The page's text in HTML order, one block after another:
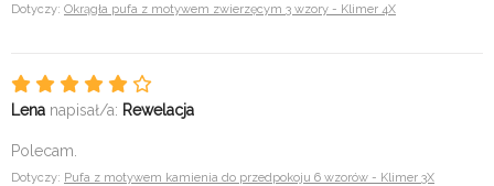
Dotyczy: Okrągła pufa z motywem zwierzęcym 3 wzory - Klimer 4X
Lena napisał/a: Rewelacja
Polecam.
Dotyczy: Pufa z motywem kamienia do przedpokoju 6 wzorów - Klimer 3X